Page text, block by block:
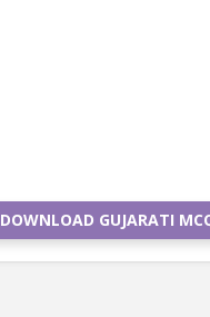
DOWNLOAD GUJARATI